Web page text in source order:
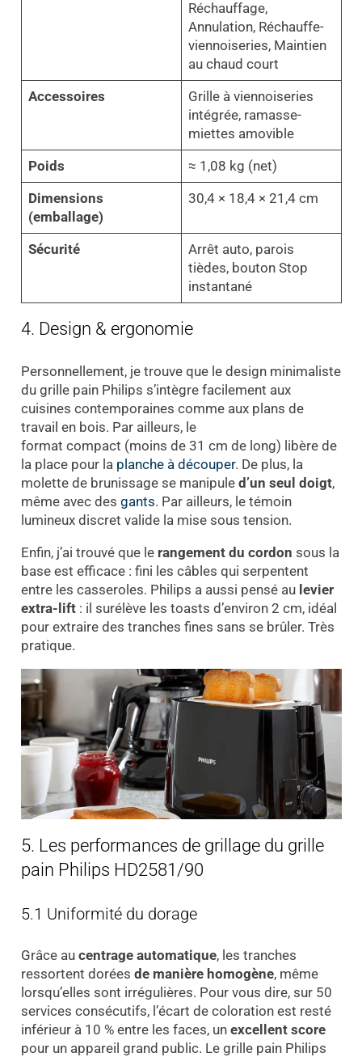
Réchauffage,
Annulation, Réchauffe-
viennoiseries, Maintien
au chaud court
Accessoires
Grille à viennoiseries
intégrée, ramasse-
miettes amovible
Poids
≈ 1,08 kg (net)
Dimensions
(emballage)
30,4 × 18,4 × 21,4 cm
Sécurité
Arrêt auto, parois
tièdes, bouton Stop
instantané
4. Design & ergonomie
Personnellement, je trouve que le design minimaliste
du grille pain Philips s’intègre facilement aux
cuisines contemporaines comme aux plans de
travail en bois. Par ailleurs, le
format compact (moins de 31 cm de long) libère de
la place pour la planche à découper. De plus, la
molette de brunissage se manipule d’un seul doigt,
même avec des gants. Par ailleurs, le témoin
lumineux discret valide la mise sous tension.
Enfin, j’ai trouvé que le rangement du cordon sous la
base est efficace : fini les câbles qui serpentent
entre les casseroles. Philips a aussi pensé au levier
extra-lift: il surélève les toasts d’environ 2 cm, idéal
pour extraire des tranches fines sans se brûler. Très
pratique.
5. Les performances de grillage du grille
pain Philips HD2581/90
5.1 Uniformité du dorage
Grâce au centrage automatique, les tranches
ressortent dorées de manière homogène, même
lorsqu’elles sont irrégulières. Pour vous dire, sur 50
services consécutifs, l’écart de coloration est resté
inférieur à 10 % entre les faces, un excellent score
pour un appareil grand public. Le grille pain Philips